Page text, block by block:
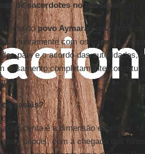
de sacerdotes no passado?
tanto dopovo Aymara como entre os
juntamente com os Guarani. O
pais e o acordo das autoridades,
casamento completamente
os casais?
acrescenta é a dimensão espiritual.
mas depois, com a chegada dos